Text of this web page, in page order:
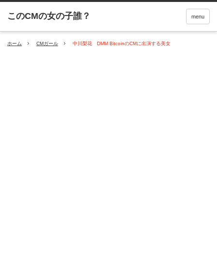
menu
ホーム CMガール 中川梨花 DMM BitcoinのCMに出演する美女